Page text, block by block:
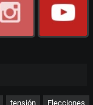
tensión Elecciones